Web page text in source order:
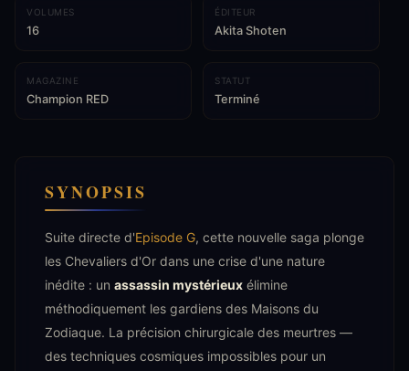
VOLUMES
16
ÉDITEUR
Akita Shoten
MAGAZINE
Champion RED
STATUT
Terminé
SYNOPSIS
Suite directe d'Episode G, cette nouvelle saga plonge
les Chevaliers d'Or dans une crise d'une nature
inédite : un assassin mystérieux élimine
méthodiquement les gardiens des Maisons du
Zodiaque. La précision chirurgicale des meurtres —
des techniques cosmiques impossibles pour un